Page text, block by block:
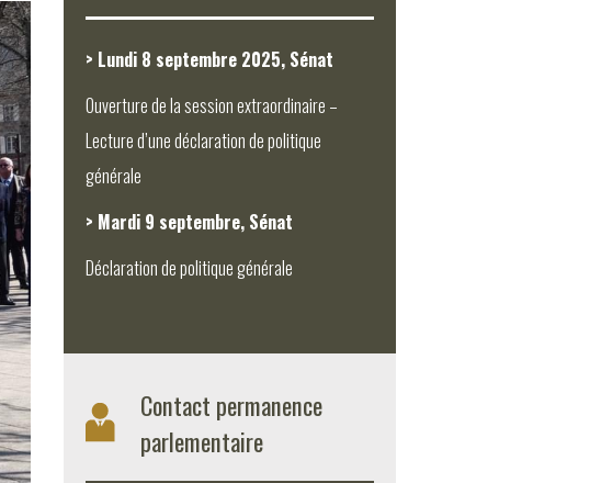
> Lundi 8 septembre 2025, Sénat
Ouverture de la session extraordinaire –
Lecture d’une déclaration de politique
générale
> Mardi 9 septembre, Sénat
Déclaration de politique générale
Contact permanence
parlementaire